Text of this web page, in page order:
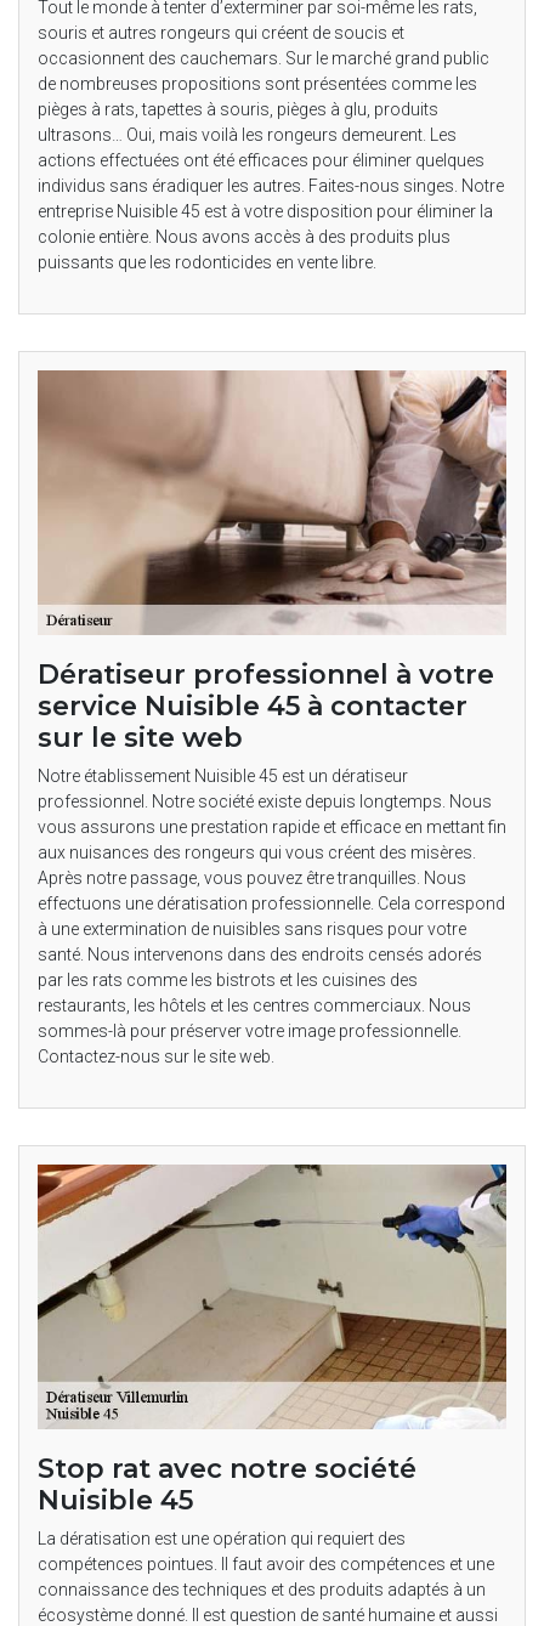
Tout le monde à tenter d’exterminer par soi-même les rats,
souris et autres rongeurs qui créent de soucis et
occasionnent des cauchemars. Sur le marché grand public
de nombreuses propositions sont présentées comme les
pièges à rats, tapettes à souris, pièges à glu, produits
ultrasons… Oui, mais voilà les rongeurs demeurent. Les
actions effectuées ont été efficaces pour éliminer quelques
individus sans éradiquer les autres. Faites-nous singes. Notre
entreprise Nuisible 45 est à votre disposition pour éliminer la
colonie entière. Nous avons accès à des produits plus
puissants que les rodonticides en vente libre.
Dératiseur professionnel à votre
service Nuisible 45 à contacter
sur le site web
Notre établissement Nuisible 45 est un dératiseur
professionnel. Notre société existe depuis longtemps. Nous
vous assurons une prestation rapide et efficace en mettant fin
aux nuisances des rongeurs qui vous créent des misères.
Après notre passage, vous pouvez être tranquilles. Nous
effectuons une dératisation professionnelle. Cela correspond
à une extermination de nuisibles sans risques pour votre
santé. Nous intervenons dans des endroits censés adorés
par les rats comme les bistrots et les cuisines des
restaurants, les hôtels et les centres commerciaux. Nous
sommes-là pour préserver votre image professionnelle.
Contactez-nous sur le site web.
Stop rat avec notre société
Nuisible 45
La dératisation est une opération qui requiert des
compétences pointues. Il faut avoir des compétences et une
connaissance des techniques et des produits adaptés à un
écosystème donné. Il est question de santé humaine et aussi